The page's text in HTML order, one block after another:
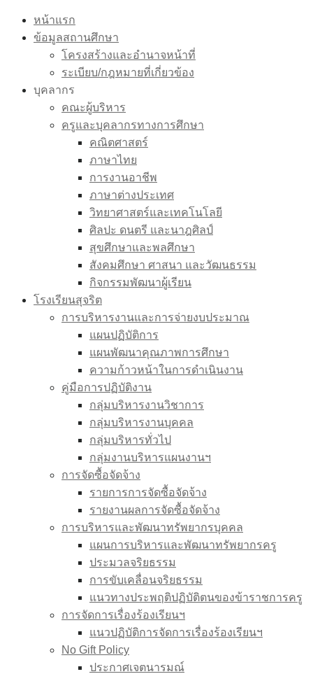
Skip
หน้าแรก
ข้อมูลสถานศึกษา
โครงสร้างและอำนาจหน้าที่
ระเบียบ/กฎหมายที่เกี่ยวข้อง
บุคลากร
คณะผู้บริหาร
ครูและบุคลากรทางการศึกษา
คณิตศาสตร์
ภาษาไทย
การงานอาชีพ
ภาษาต่างประเทศ
วิทยาศาสตร์และเทคโนโลยี
ศิลปะ ดนตรี และนาฎศิลป์
สุขศึกษาและพลศึกษา
สังคมศึกษา ศาสนา และวัฒนธรรม
กิจกรรมพัฒนาผู้เรียน
โรงเรียนสุจริต
การบริหารงานและการจ่ายงบประมาณ
แผนปฏิบัติการ
แผนพัฒนาคุณภาพการศึกษา
ความก้าวหน้าในการดำเนินงาน
คู่มือการปฏิบัติงาน
กลุ่มบริหารงานวิชาการ
กลุ่มบริหารงานบุคคล
กลุ่มบริหารทั่วไป
กลุ่มงานบริหารแผนงานฯ
การจัดซื้อจัดจ้าง
รายการการจัดซื้อจัดจ้าง
รายงานผลการจัดซื้อจัดจ้าง
การบริหารและพัฒนาทรัพยากรบุคคล
แผนการบริหารและพัฒนาทรัพยากรครู
ประมวลจริยธรรม
การขับเคลื่อนจริยธรรม
แนวทางประพฤติปฏิบัติตนของข้าราชการครู
การจัดการเรื่องร้องเรียนฯ
แนวปฏิบัติการจัดการเรื่องร้องเรียนฯ
No Gift Policy
ประกาศเจตนารมณ์